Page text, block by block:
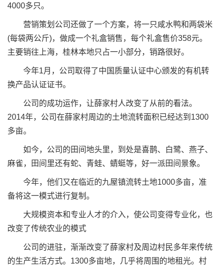
4000多只。
营销策划公司还做了一个方案，将一只咸水鸭和两袋米
(每袋两公斤)，做成一个礼盒销售，每个礼盒售价358元。
主要销往上海，桂林本地只占一小部分，销路很好。
今年1月，公司取得了中国质量认证中心颁发的有机转
换产品认证证书。
公司的成功运作，让薛家村人改变了从前的看法。
2014年，公司在薛家村周边的土地流转面积已经达到1300
多亩。
如今，公司的田间地头里，到处是喜鹊、白鹭、燕子、
麻雀，田间里还有蛇、青蛙、蜻蜓等，好一派田间景象。
今年，他们又在临近的九屋镇流转土地1000多亩，准
备将这一模式进行复制。
大规模资本和专业人才的介入，使公司变得专业化，也
改变了传统农业的模式
公司的进驻，渐渐改变了薛家村及周边村民多年来传统
的生产生活方式。1300多亩地，几乎将周围的地租光。村